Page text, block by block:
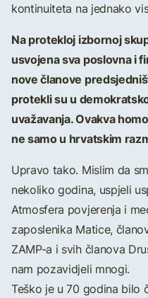
kontinuiteta na jednako
Na protekloj izbornoj
usvojena sva poslovna i
nove članove
protekli su u
uvažavanja. Ovakva
ne samo u hrvatskim
Upravo tako. Mislim da
nekoliko godina, uspjeli
Atmosfera povjerenja i
zaposlenika Matice,
ZAMP-a i svih članova
nam pozavidjeli mnogi.
Teško je u 70 godina bilo